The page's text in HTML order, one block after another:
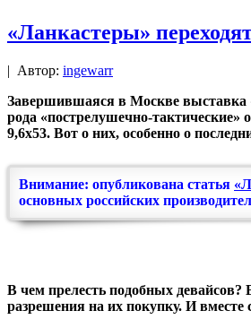
«Ланкастеры»
| Автор: ingewarr
Завершившаяся в Москве выставка
рода «пострелушечно-
9,6х53. Вот о них, особенно о
Внимание: опубликована статья
основных российских
В чем прелесть подобных
разрешения на их покупку. И